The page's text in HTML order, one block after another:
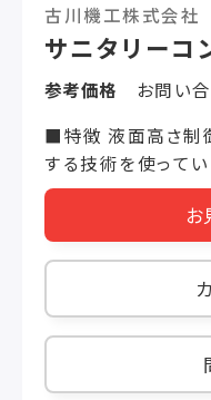
検査が容易におこな
誤作動を減らせます。） 5.位置決め搬
クの位置決め搬送に
ーク用の穴を開け
決めが容易に可能です。 6.耐油性 油
がないため、切削
の連続使用が可能
ことで、さらに高温で
性 専用プーリを使
におこなえます。 9.殺菌・除菌性 熱湯・アルコー
ル・次亜塩素酸・
菌方式でもステン
古川機工株式会社
サニタリーコ
参考価格
お問い
■特徴 液面高さ制
する技術を使ってい
規格化によりオプ
実現しました テー
ワンタッチ スリム
ありません ■古川機工の提案 低価格・短納期を
コンセプトにフル
の特徴を生かした
ーニーズに合わせ
■仕様例 機長
お